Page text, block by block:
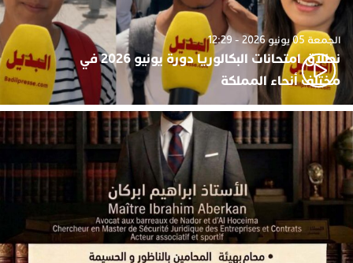
الجمعة 05 يونيو 2026 - 12:29
نطلاق امتحانات البكالوريا دورة يونيو 2026 في
مختلف أنحاء المملكة